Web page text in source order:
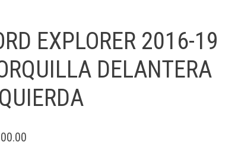
EXPLORER 2016-19
DELANTERA